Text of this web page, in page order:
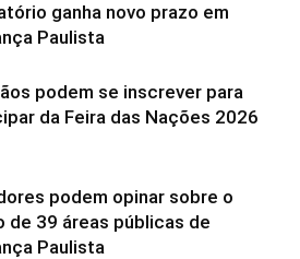
ganha novo prazo em
Paulista
podem se inscrever para
da Feira das Nações 2026
podem opinar sobre o
de 39 áreas públicas de
Paulista